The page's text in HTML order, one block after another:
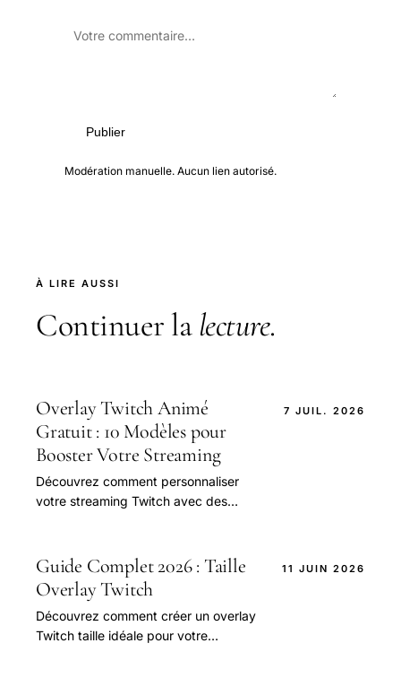
Publier
Modération manuelle. Aucun lien autorisé.
À LIRE AUSSI
Continuer la lecture.
Overlay Twitch Animé
Gratuit : 10 Modèles pour
Booster Votre Streaming
Découvrez comment personnaliser
votre streaming Twitch avec des
améliorer votre expérience de
streaming et augmenter vos abonnés.
Téléchargez-les maintenant et
commencez à streamer comme un pro
!
7 JUIL. 2026
Guide Complet 2026 : Taille
Overlay Twitch
Découvrez comment créer un overlay
Twitch taille idéale pour votre
11 JUIN 2026